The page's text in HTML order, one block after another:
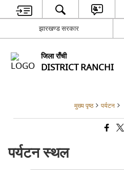
झारखण्ड सरकार
जिला राँची
DISTRICT RANCHI
मुख्य पृष्ठ पर्यटन
पर्यटन स्थल